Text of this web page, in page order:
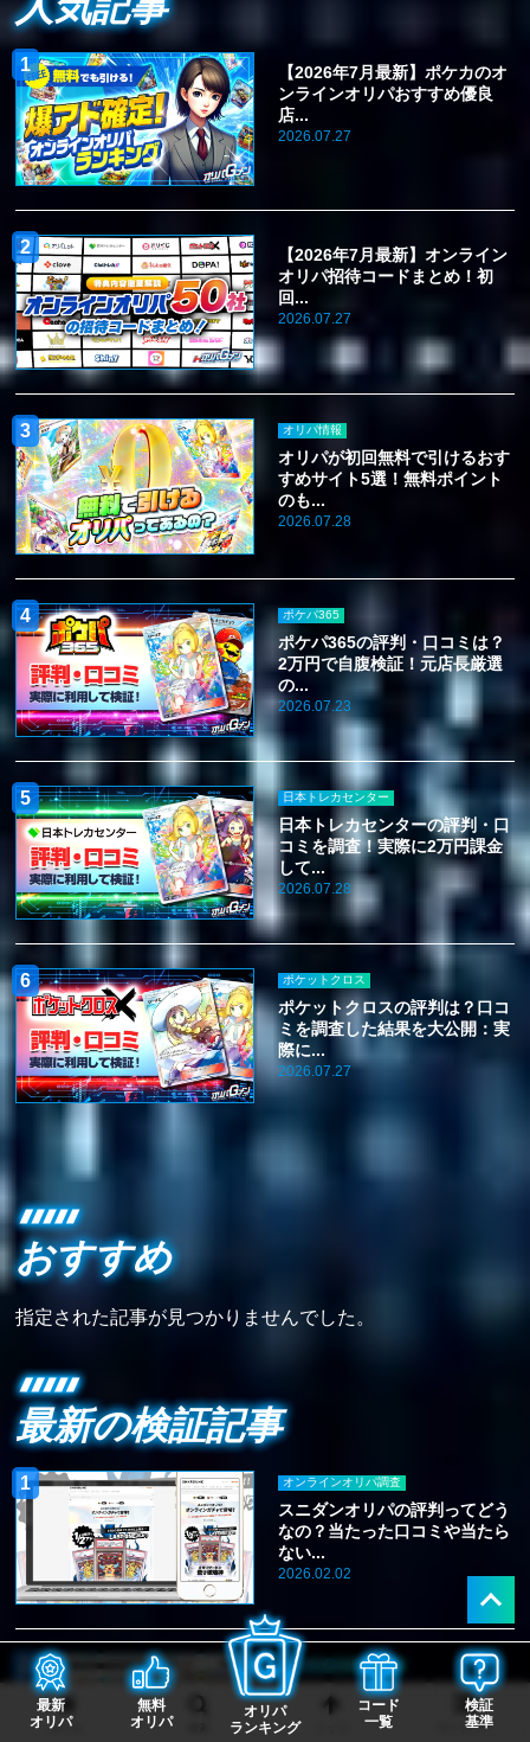
【2026年7月最新】ポケカのオ
ンラインオリパおすすめ優良
店...
2026.07.27
【2026年7月最新】オンライン
オリパ招待コードまとめ！初
回...
2026.07.27
オリパ情報
オリパが初回無料で引けるおす
すめサイト5選！無料ポイント
のも...
2026.07.28
ポケパ365
ポケパ365の評判・口コミは？
2万円で自腹検証！元店長厳選
の...
2026.07.23
日本トレカセンター
日本トレカセンターの評判・口
コミを調査！実際に2万円課金
して...
2026.07.28
ポケットクロス
ポケットクロスの評判は？口コ
ミを調査した結果を大公開：実
際に...
2026.07.27
おすすめ
指定された記事が見つかりませんでした。
最新の検証記事
オンラインオリパ調査
スニダンオリパの評判ってどう
なの？当たった口コミや当たら
ない...
2026.02.02
オンラインオリパ調査
ジンスタオリパの評判・口コミ
は？招待コードやクーポンコー
ドも...
最新
オリパ
無料
オリパ
オリパ
ランキング
コード
一覧
検証
基準
ホーム サイドバー